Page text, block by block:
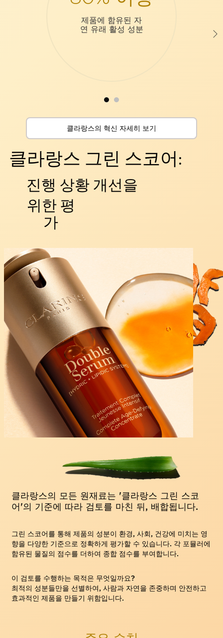
제품에 함유된 자
연 유래 활성 성분
클라랑스의 혁신 자세히 보기
클라랑스 그린 스코어:
진행 상황 개선을
위한 평
가
클라랑스의 모든 원재료는 '클라랑스 그린 스코
어'의 기준에 따라 검토를 마친 뒤, 배합됩니다.
그린 스코어를 통해 제품의 성분이 환경, 사회, 건강에 미치는 영
향을 다양한 기준으로 정확하게 평가할 수 있습니다. 각 포뮬러에
함유된 물질의 점수를 더하여 종합 점수를 부여합니다.
이 검토를 수행하는 목적은 무엇일까요?
최적의 성분들만을 선별하여, 사람과 자연을 존중하며 안전하고
효과적인 제품을 만들기 위함입니다.